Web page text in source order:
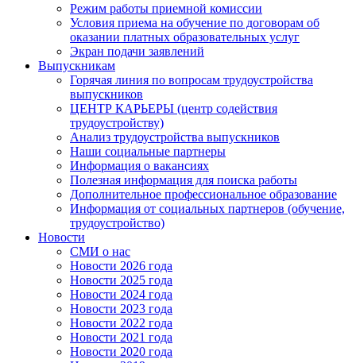
Режим работы приемной комиссии
Условия приема на обучение по договорам об
оказании платных образовательных услуг
Экран подачи заявлений
Выпускникам
Горячая линия по вопросам трудоустройства
выпускников
ЦЕНТР КАРЬЕРЫ (центр содействия
трудоустройству)
Анализ трудоустройства выпускников
Наши социальные партнеры
Информация о вакансиях
Полезная информация для поиска работы
Дополнительное профессиональное образование
Информация от социальных партнеров (обучение,
трудоустройство)
Новости
СМИ о нас
Новости 2026 года
Новости 2025 года
Новости 2024 года
Новости 2023 года
Новости 2022 года
Новости 2021 года
Новости 2020 года